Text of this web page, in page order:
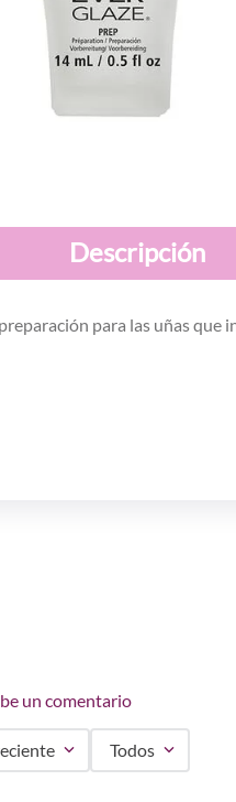
Descripción
para las uñas que
un comentario
Todos